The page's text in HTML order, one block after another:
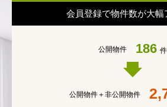
会員登録で物件数が大幅
公開物件 186 件
公開物件＋非公開物件